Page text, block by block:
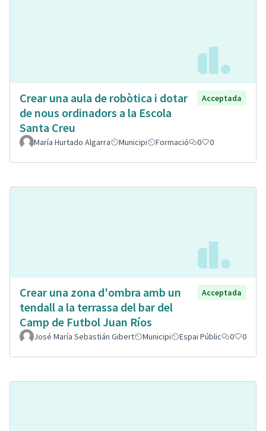
Crear una aula de robòtica i dotar
de nous ordinadors a la Escola
Santa Creu
Acceptada
María Hurtado Algarra Municipi Formació 0 0
Crear una zona d'ombra amb un
tendall a la terrassa del bar del
Camp de Futbol Juan Ríos
Acceptada
José María Sebastián Gibert Municipi Espai Públic 0 0